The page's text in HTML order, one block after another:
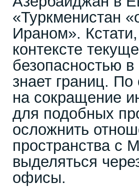
«Туркменистан
Ираном».
контексте
безопасностью
знает границ.
на сокращение
для подобных
осложнить
пространства с
выделяться
офисы.